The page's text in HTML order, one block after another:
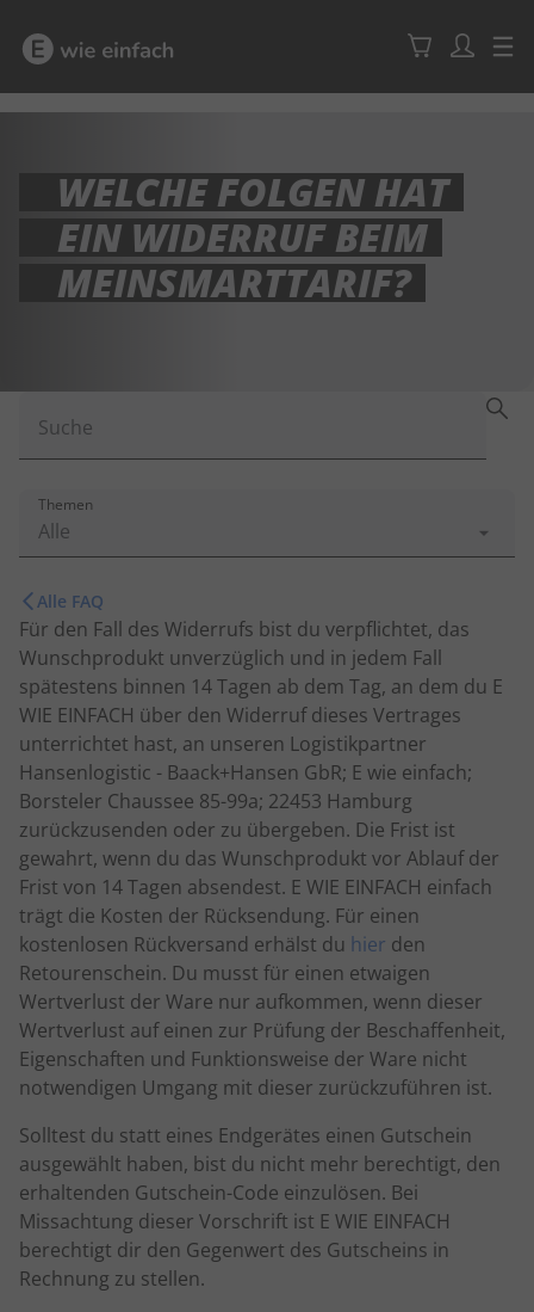
WELCHE FOLGEN HAT
EIN WIDERRUF BEIM
MEINSMARTTARIF?
Suche
Alle
Themen
Alle FAQ
Für den Fall des Widerrufs bist du verpflichtet, das
Wunschprodukt unverzüglich und in jedem Fall
spätestens binnen 14 Tagen ab dem Tag, an dem du E
WIE EINFACH über den Widerruf dieses Vertrages
unterrichtet hast, an unseren Logistikpartner
Hansenlogistic - Baack+Hansen GbR; E wie einfach;
Borsteler Chaussee 85-99a; 22453 Hamburg
zurückzusenden oder zu übergeben. Die Frist ist
gewahrt, wenn du das Wunschprodukt vor Ablauf der
Frist von 14 Tagen absendest. E WIE EINFACH einfach
trägt die Kosten der Rücksendung. Für einen
kostenlosen Rückversand erhälst du hier den
Retourenschein. Du musst für einen etwaigen
Wertverlust der Ware nur aufkommen, wenn dieser
Wertverlust auf einen zur Prüfung der Beschaffenheit,
Eigenschaften und Funktionsweise der Ware nicht
notwendigen Umgang mit dieser zurückzuführen ist.
Solltest du statt eines Endgerätes einen Gutschein
ausgewählt haben, bist du nicht mehr berechtigt, den
erhaltenden Gutschein-Code einzulösen. Bei
Missachtung dieser Vorschrift ist E WIE EINFACH
berechtigt dir den Gegenwert des Gutscheins in
Rechnung zu stellen.